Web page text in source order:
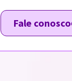
Fale conosco